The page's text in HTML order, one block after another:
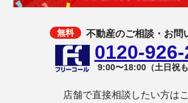
不動産のご相談・お問
0120-
9:00〜18:00（土日祝も
店舗で直接相談したい方は